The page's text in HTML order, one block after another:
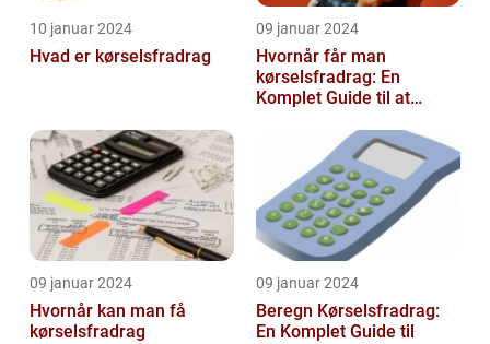
10 januar 2024
Hvad er kørselsfradrag
09 januar 2024
Hvornår får man
kørselsfradrag: En
Komplet Guide til at
Historien Bag Det
09 januar 2024
Hvornår kan man få
kørselsfradrag
09 januar 2024
Beregn Kørselsfradrag:
En Komplet Guide til